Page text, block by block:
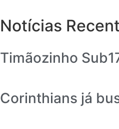
Notícias
Timãozinho
Corinthians já